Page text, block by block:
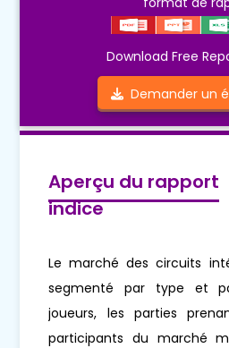
Download Free
Demander un
Aperçu du rapport
indice
Le marché des circuits
segmenté par type et
joueurs, les parties
participants du marché